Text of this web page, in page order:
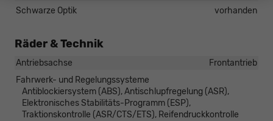
Schwarze Optik
vorhanden
Räder & Technik
Antriebsachse
Frontantrieb
Fahrwerk- und Regelungssysteme
Antiblockiersystem (ABS), Antischlupfregelung (ASR),
Elektronisches Stabilitäts-Programm (ESP),
Traktionskontrolle (ASR/CTS/ETS), Reifendruckkontrolle